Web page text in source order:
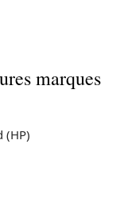
marques
(HP)